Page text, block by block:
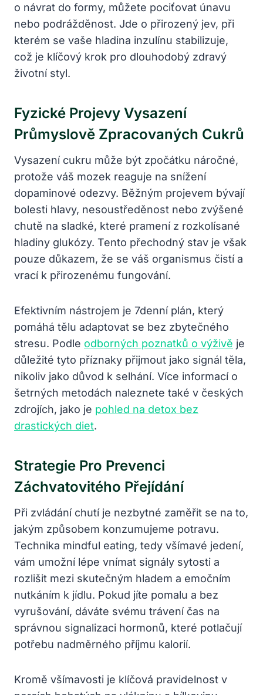
o návrat do formy, můžete pociťovat únavu
nebo podrážděnost. Jde o přirozený jev, při
kterém se vaše hladina inzulínu stabilizuje,
což je klíčový krok pro dlouhodobý zdravý
životní styl.
Fyzické Projevy Vysazení
Průmyslově Zpracovaných Cukrů
Vysazení cukru může být zpočátku náročné,
protože váš mozek reaguje na snížení
dopaminové odezvy. Běžným projevem bývají
bolesti hlavy, nesoustředěnost nebo zvýšené
chutě na sladké, které pramení z rozkolísané
hladiny glukózy. Tento přechodný stav je však
pouze důkazem, že se váš organismus čistí a
vrací k přirozenému fungování.
Efektivním nástrojem je 7denní plán, který
pomáhá tělu adaptovat se bez zbytečného
stresu. Podle odborných poznatků o výživě je
důležité tyto příznaky přijmout jako signál těla,
nikoliv jako důvod k selhání. Více informací o
šetrných metodách naleznete také v českých
zdrojích, jako je pohled na detox bez
drastických diet.
Strategie Pro Prevenci
Záchvatovitého Přejídání
Při zvládání chutí je nezbytné zaměřit se na to,
jakým způsobem konzumujeme potravu.
Technika mindful eating, tedy všímavé jedení,
vám umožní lépe vnímat signály sytosti a
rozlišit mezi skutečným hladem a emočním
nutkáním k jídlu. Pokud jíte pomalu a bez
vyrušování, dáváte svému trávení čas na
správnou signalizaci hormonů, které potlačují
potřebu nadměrného příjmu kalorií.
Kromě všímavosti je klíčová pravidelnost v